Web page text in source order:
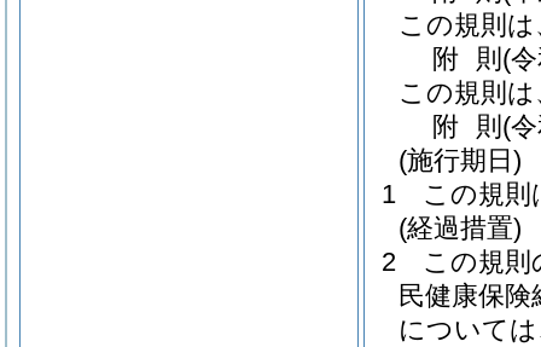
この規則
附 則 (
この規則
附 則 (
(施行期日)
1
この規則
(経過措置)
2
この規則
民健康保
について